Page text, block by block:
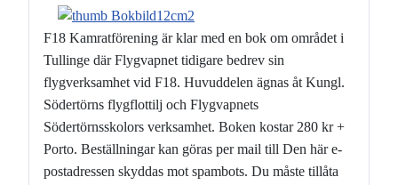
F18 Kamratförening är klar med en bok om området i
Tullinge där Flygvapnet tidigare bedrev sin
flygverksamhet vid F18. Huvuddelen ägnas åt Kungl.
Södertörns flygflottilj och Flygvapnets
Södertörnsskolors verksamhet. Boken kostar 280 kr +
Porto. Beställningar kan göras per mail till Den här e-
postadressen skyddas mot spambots. Du måste tillåta